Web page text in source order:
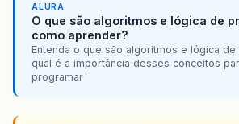
ALURA
O que são algoritmos e lógica de
como aprender?
Entenda o que são algoritmos e lógica
qual é a importância desses conceitos
programar